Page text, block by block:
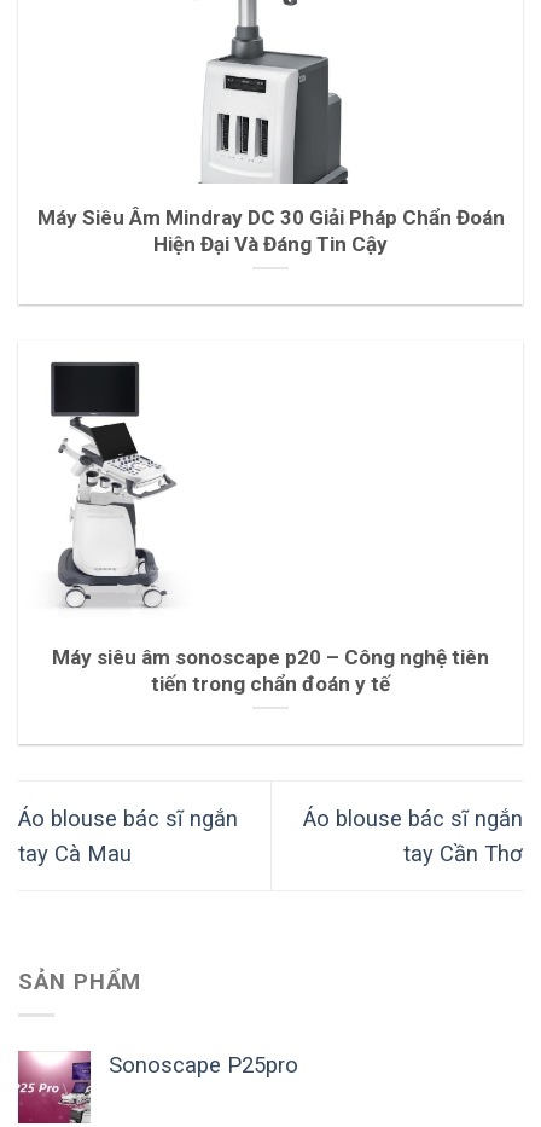
Máy Siêu Âm Mindray DC 30 Giải Pháp Chẩn Đoán
Hiện Đại Và Đáng Tin Cậy
Máy siêu âm sonoscape p20 – Công nghệ tiên
tiến trong chẩn đoán y tế
Áo blouse bác sĩ ngắn
tay Cà Mau
Áo blouse bác sĩ ngắn
tay Cần Thơ
SẢN PHẨM
Sonoscape P25pro